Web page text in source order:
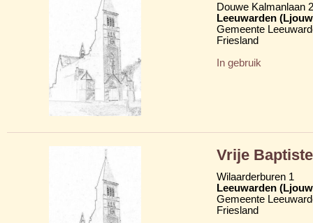
Douwe Kalmanlaan 2
Leeuwarden
Gemeente
Friesland
In gebruik
Vrije
Wilaarderburen 1
Leeuwarden
Gemeente
Friesland